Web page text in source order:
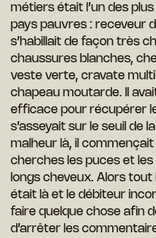
métiers était l’un des
pays pauvres : receveur
s’habillait de façon très
chaussures blanches,
veste verte, cravate
chapeau moutarde. Il
efficace pour récupérer
s’asseyait sur le seuil de
malheur là, il
cherches les puces et
longs cheveux. Alors tout
était là et le débiteur
faire quelque chose afin
d’arrêter les